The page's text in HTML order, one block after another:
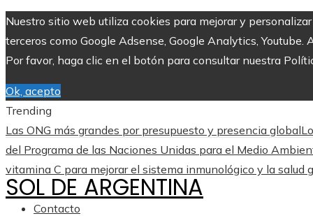
Nuestro sitio web utiliza cookies para mejorar y
terceros como Google Adsense, Google Analytics,
Por favor, haga clic en el botón para consultar nuestra
Ok, acepto
Trending
Las ONG más grandes por presupuesto y presencia global
del Programa de las Naciones Unidas para el Medio
vitamina C para mejorar el sistema inmunológico y la salud
Contacto
SOL DE ARGENTINA